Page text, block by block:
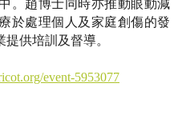
。趙博士同時亦推動眼動減
於處理個人及家庭創傷的發
供培訓及督導。
event-5953077